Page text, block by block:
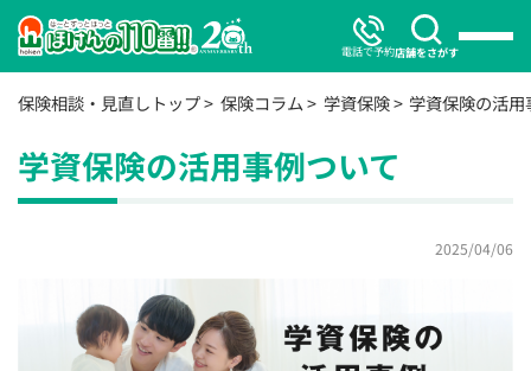
電話で予約店舗をさがす
保険相談・見直しトップ 保険コラム 学資保険 学資保険の活
学資保険の活用事例ついて
2025/04/06